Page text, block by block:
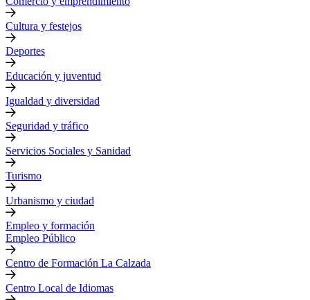
Cultura y festejos
Deportes
Educación y juventud
Igualdad y diversidad
Seguridad y tráfico
Servicios Sociales y Sanidad
Turismo
Urbanismo y ciudad
Empleo y formación
Empleo Público
Centro de Formación La Calzada
Centro Local de Idiomas